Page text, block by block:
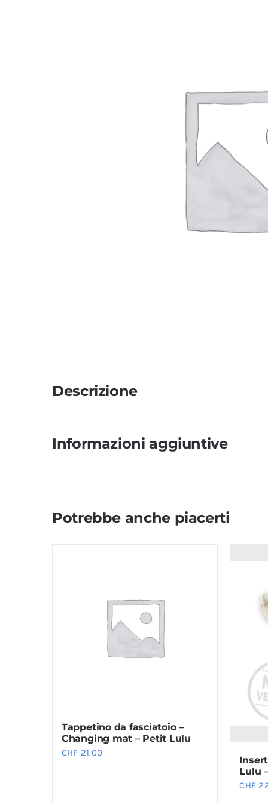
Descrizione
Informazioni aggiuntive
Potrebbe anche piacerti
Tappetino da fasciatoio –
Changing mat – Petit Lulu
CHF 21.00
Lulu
CHF